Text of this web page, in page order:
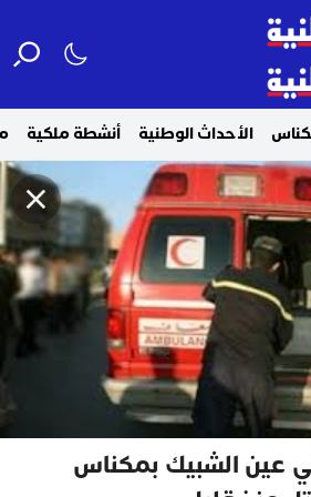
الأحداث الوطنية أنشطة ملكية
عين الشبيك بمكناس